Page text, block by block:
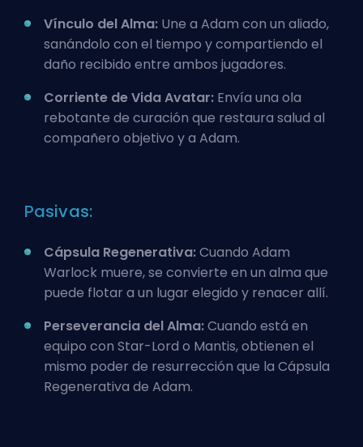
Vínculo del Alma: Une a Adam con un aliado,
sanándolo con el tiempo y compartiendo el
daño recibido entre ambos jugadores.
Corriente de Vida Avatar: Envía una ola
rebotante de curación que restaura salud al
compañero objetivo y a Adam.
Pasivas:
Cápsula Regenerativa:Cuando Adam
Warlock muere, se convierte en un alma que
puede flotar a un lugar elegido y renacer allí.
Perseverancia del Alma:Cuando está en
equipo con Star-Lord o Mantis, obtienen el
mismo poder de resurrección que la Cápsula
Regenerativa de Adam.